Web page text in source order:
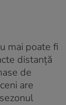
mai poate fi
distanță
de
are